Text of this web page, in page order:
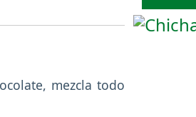
mezcla todo